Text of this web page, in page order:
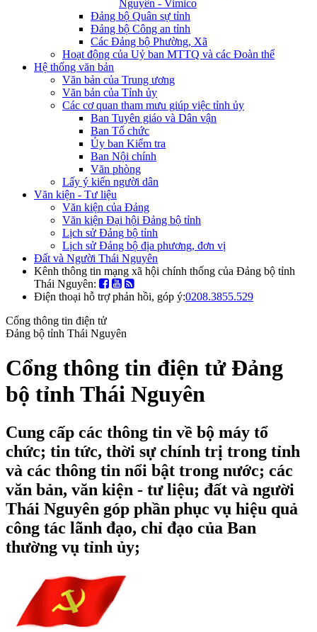
Nguyên - Vimico
Đảng bộ Quân sự tỉnh
Đảng bộ Công an tỉnh
Các Đảng bộ Phường, Xã
Hoạt động của Uỷ ban MTTQ và các Đoàn thể
Hệ thống văn bản
Văn bản của Trung ương
Văn bản của Tỉnh ủy
Các cơ quan tham mưu giúp việc tỉnh ủy
Ban Tuyên giáo và Dân vận
Ban Tổ chức
Ủy ban Kiểm tra
Ban Nội chính
Văn phòng
Lấy ý kiến người dân
Văn kiện - Tư liệu
Văn kiện của Đảng
Văn kiện Đại hội Đảng bộ tỉnh
Lịch sử Đảng bộ tỉnh
Lịch sử Đảng bộ địa phương, đơn vị
Đất và Người Thái Nguyên
Kênh thông tin mạng xã hội chính thống của Đảng bộ tỉnh
Thái Nguyên:
Điện thoại hỗ trợ phản hồi, góp ý:0208.3855.529
Cổng thông tin điện tử
Đảng bộ tỉnh Thái Nguyên
Cổng thông tin điện tử Đảng
bộ tỉnh Thái Nguyên
Cung cấp các thông tin về bộ máy tổ
chức; tin tức, thời sự chính trị trong tỉnh
và các thông tin nổi bật trong nước; các
văn bản, văn kiện - tư liệu; đất và người
Thái Nguyên góp phần phục vụ hiệu quả
công tác lãnh đạo, chỉ đạo của Ban
thường vụ tỉnh ủy;